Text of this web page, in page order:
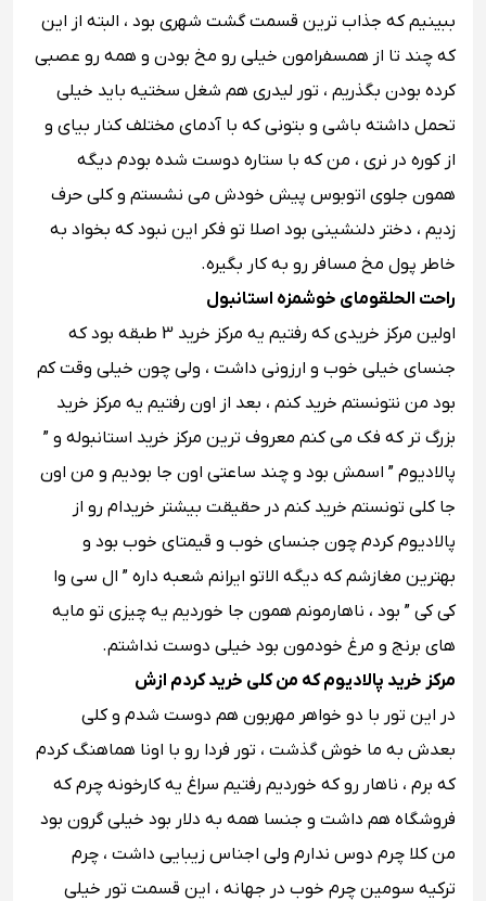
ببینیم که جذاب ترین قسمت گشت شهری بود ، البته از این
که چند تا از همسفرامون خیلی رو مخ بودن و همه رو عصبی
کرده بودن بگذریم ، تور لیدری هم شغل سختیه باید خیلی
تحمل داشته باشی و بتونی که با آدمای مختلف کنار بیای و
از کوره در نری ، من که با ستاره دوست شده بودم دیگه
همون جلوی اتوبوس پیش خودش می نشستم و کلی حرف
زدیم ، دختر دلنشینی بود اصلا تو فکر این نبود که بخواد به
خاطر پول مخ مسافر رو به کار بگیره.
راحت الحلقومای خوشمزه استانبول
اولین مرکز خریدی که رفتیم یه مرکز خرید 3 طبقه بود که
جنسای خیلی خوب و ارزونی داشت ، ولی چون خیلی وقت کم
بود من نتونستم خرید کنم ، بعد از اون رفتیم یه مرکز خرید
بزرگ تر که فک می کنم معروف ترین مرکز خرید استانبوله و ”
پالادیوم ” اسمش بود و چند ساعتی اون جا بودیم و من اون
جا کلی تونستم خرید کنم در حقیقت بیشتر خریدام رو از
پالادیوم کردم چون جنسای خوب و قیمتای خوب بود و
بهترین مغازشم که دیگه الاتو ایرانم شعبه داره ” ال سی وا
کی کی ” بود ، ناهارمونم همون جا خوردیم یه چیزی تو مایه
های برنج و مرغ خودمون بود خیلی دوست نداشتم.
مرکز خرید پالادیوم که من کلی خرید کردم ازش
در این تور با دو خواهر مهربون هم دوست شدم و کلی
بعدش به ما خوش گذشت ، تور فردا رو با اونا هماهنگ کردم
که برم ، ناهار رو که خوردیم رفتیم سراغ یه کارخونه چرم که
فروشگاه هم داشت و جنسا همه به دلار بود خیلی گرون بود
من کلا چرم دوس ندارم ولی اجناس زیبایی داشت ، چرم
ترکیه سومین چرم خوب در جهانه ، این قسمت تور خیلی